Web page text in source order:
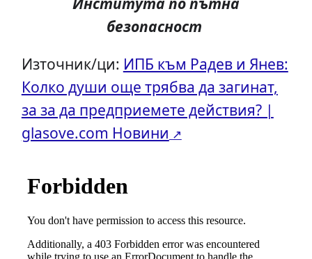
безопасност
Източник/ци: ИПБ към Радев и Янев:
Колко души още трябва да загинат,
за за да предприемете действия? |
glasove.com Новини